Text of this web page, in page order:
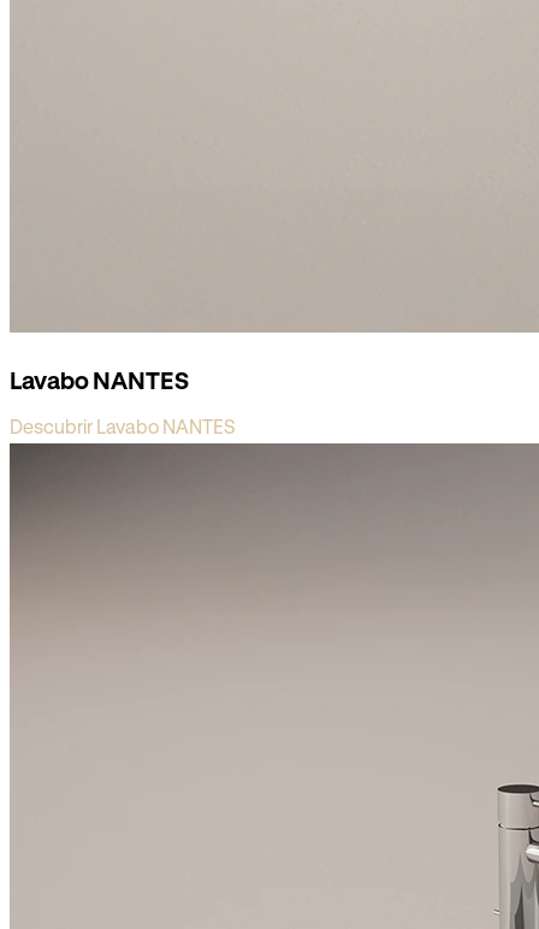
Lavabo NANTES
Descubrir Lavabo NANTES